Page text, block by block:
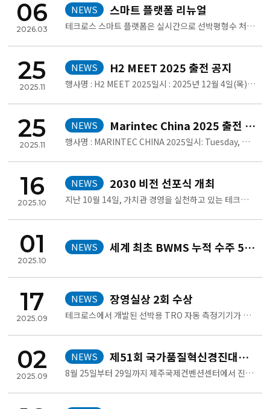
06
2026.03
NEWS 스마트 플랫폼 리뉴얼
테크로스 스마트 플랫폼은 실시간으로 선박평형수 처리장치의 모든 로그 데이터를 수집·분석하는 모니터링 시스템이다. 방선하지 ..
25
2025.11
NEWS H2 MEET 2025 출전 공지
행사명 : H2 MEET 2025일시 : 2025년 12월 4일(목) ~ 12월 7일(일)장소 : KINTEX 제2전시장부..
25
2025.11
NEWS Marintec China 2025 출전 공지
행사명 : MARINTEC CHINA 2025일시: Tuesday, December 2 – Friday, December 5..
16
2025.10
NEWS 2030 비전 선포식 개최
지난 10월 14일, 가치관 경영을 실천하고 있는 테크로스는, 전 임직원이 모인 자리에서 Vision 2030 선포식을 가졌..
01
2025.10
NEWS 세계 최초 BWMS 누적 수주 5,000척 달성
17
2025.09
NEWS 장영실상 2회 수상
테크로스에서 개발된 선박용 TRO 자동 측정기기가 제108차 ‘IR52 장영실상’을 수상했다.장영실상은 신기술 제품과 기술혁신..
02
2025.09
NEWS 제51회 국가품질혁신경진대회 은상 수상
8월 25일부터 29일까지 제주국제컨벤션센터에서 진행되었던 제51회 국가품질혁신경진대회에서 테크로스 품질분임조 HERMES..